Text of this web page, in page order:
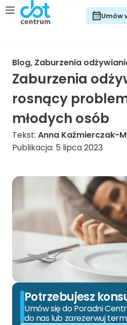
Umów
Blog, Zaburzenia
Zaburzenia
rosnący
młodych osób
Tekst: Anna Kaźmierczak-
Publikacja: 5 lipca 2023
Potrzebujesz
Umów się do Poradni
do nas lub zarezerwuj